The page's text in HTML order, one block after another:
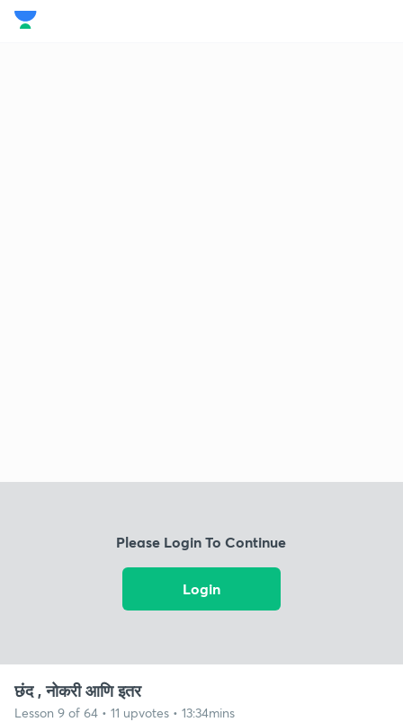
Please Login To Continue
Login
छंद , नोकरी आणि इतर
Lesson 9 of 64 • 11 upvotes • 13:34mins